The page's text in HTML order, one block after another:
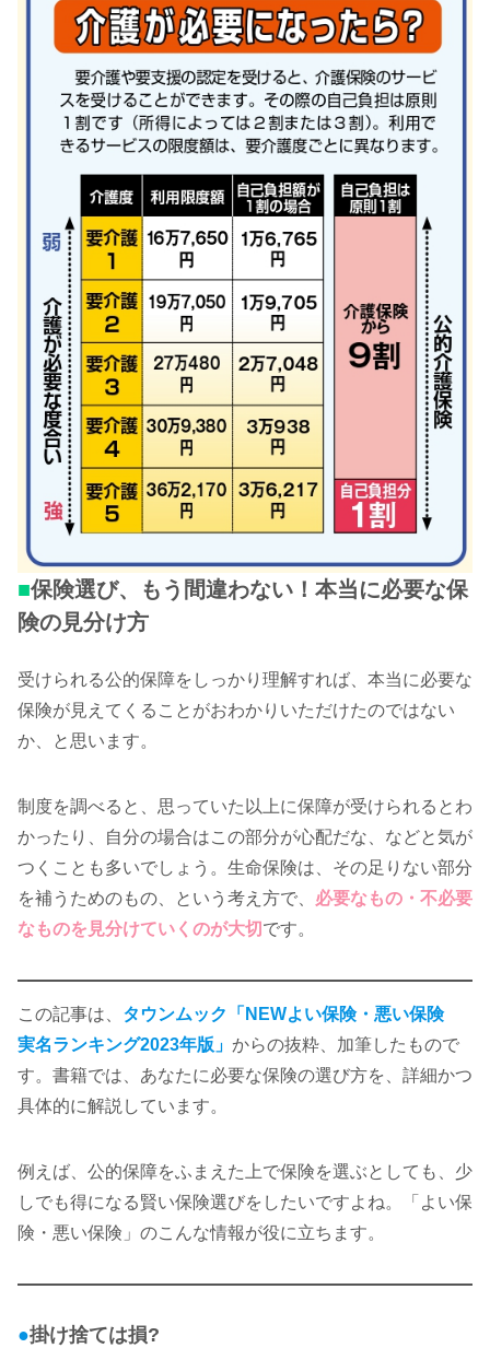
■保険選び、もう間違わない！本当に必要な保
険の見分け方
受けられる公的保障をしっかり理解すれば、本当に必要な
保険が見えてくることがおわかりいただけたのではない
か、と思います。
制度を調べると、思っていた以上に保障が受けられるとわ
かったり、自分の場合はこの部分が心配だな、などと気が
つくことも多いでしょう。生命保険は、その足りない部分
を補うためのもの、という考え方で、 必要なもの・不必要
なものを見分けていくのが大切 です。
この記事は、 タウンムック「NEWよい保険・悪い保険
実名ランキング2023年版 」 からの抜粋、加筆したもので
す。書籍では、あなたに必要な保険の選び方を、詳細かつ
具体的に解説しています。
例えば、公的保障をふまえた上で保険を選ぶとしても、少
しでも得になる賢い保険選びをしたいですよね。「よい保
険・悪い保険」のこんな情報が役に立ちます。
●掛け捨ては損?